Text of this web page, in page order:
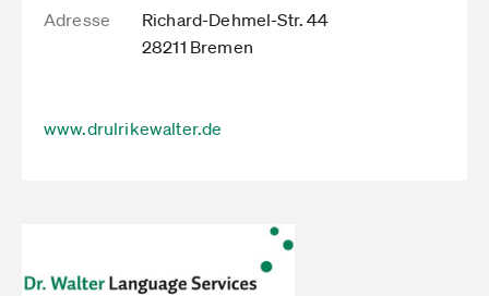
Adresse
Richard-Dehmel-Str. 44
28211 Bremen
www.drulrikewalter.de